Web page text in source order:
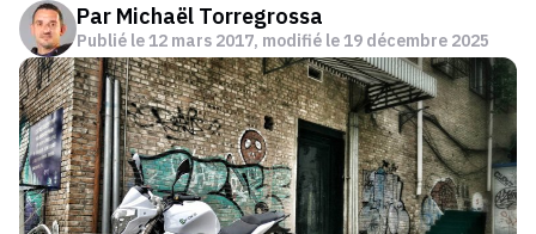
Par Michaël Torregrossa
Publié le12 mars 2017, modifié le 19 décembre 2025